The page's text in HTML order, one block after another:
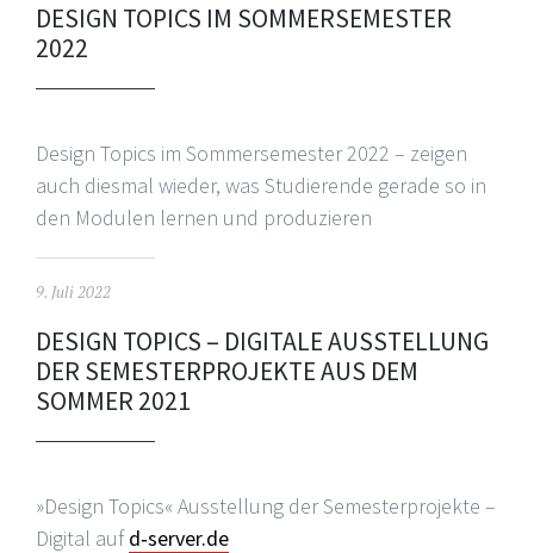
DESIGN TOPICS IM SOMMERSEMESTER
2022
Design Topics im Sommersemester 2022 – zeigen
auch diesmal wieder, was Studierende gerade so in
den Modulen lernen und produzieren
9. Juli 2022
DESIGN TOPICS – DIGITALE AUSSTELLUNG
DER SEMESTERPROJEKTE AUS DEM
SOMMER 2021
»Design Topics« Ausstellung der Semesterprojekte –
Digital aufd‑server.de